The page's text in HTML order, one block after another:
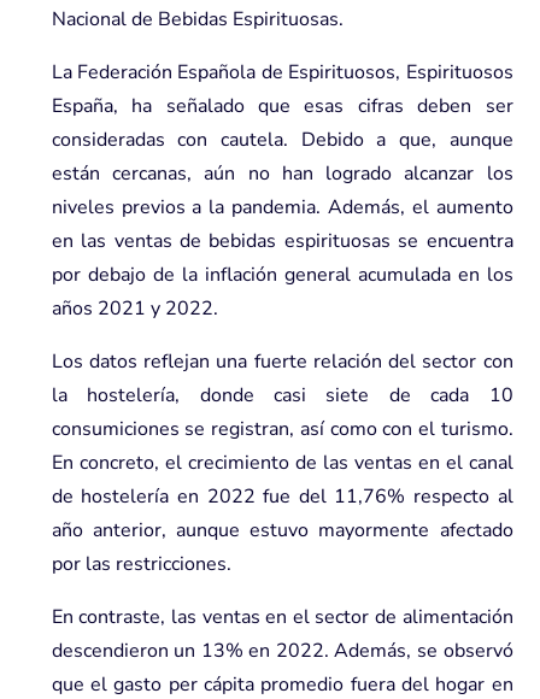
Nacional de Bebidas Espirituosas.
La Federación Española de Espirituosos, Espirituosos
España, ha señalado que esas cifras deben ser
consideradas con cautela. Debido a que, aunque
están cercanas, aún no han logrado alcanzar los
niveles previos a la pandemia. Además, el aumento
en las ventas de bebidas espirituosas se encuentra
por debajo de la inflación general acumulada en los
años 2021 y 2022.
Los datos reflejan una fuerte relación del sector con
la hostelería, donde casi siete de cada 10
consumiciones se registran, así como con el turismo.
En concreto, el crecimiento de las ventas en el canal
de hostelería en 2022 fue del 11,76% respecto al
año anterior, aunque estuvo mayormente afectado
por las restricciones.
En contraste, las ventas en el sector de alimentación
descendieron un 13% en 2022. Además, se observó
que el gasto per cápita promedio fuera del hogar en